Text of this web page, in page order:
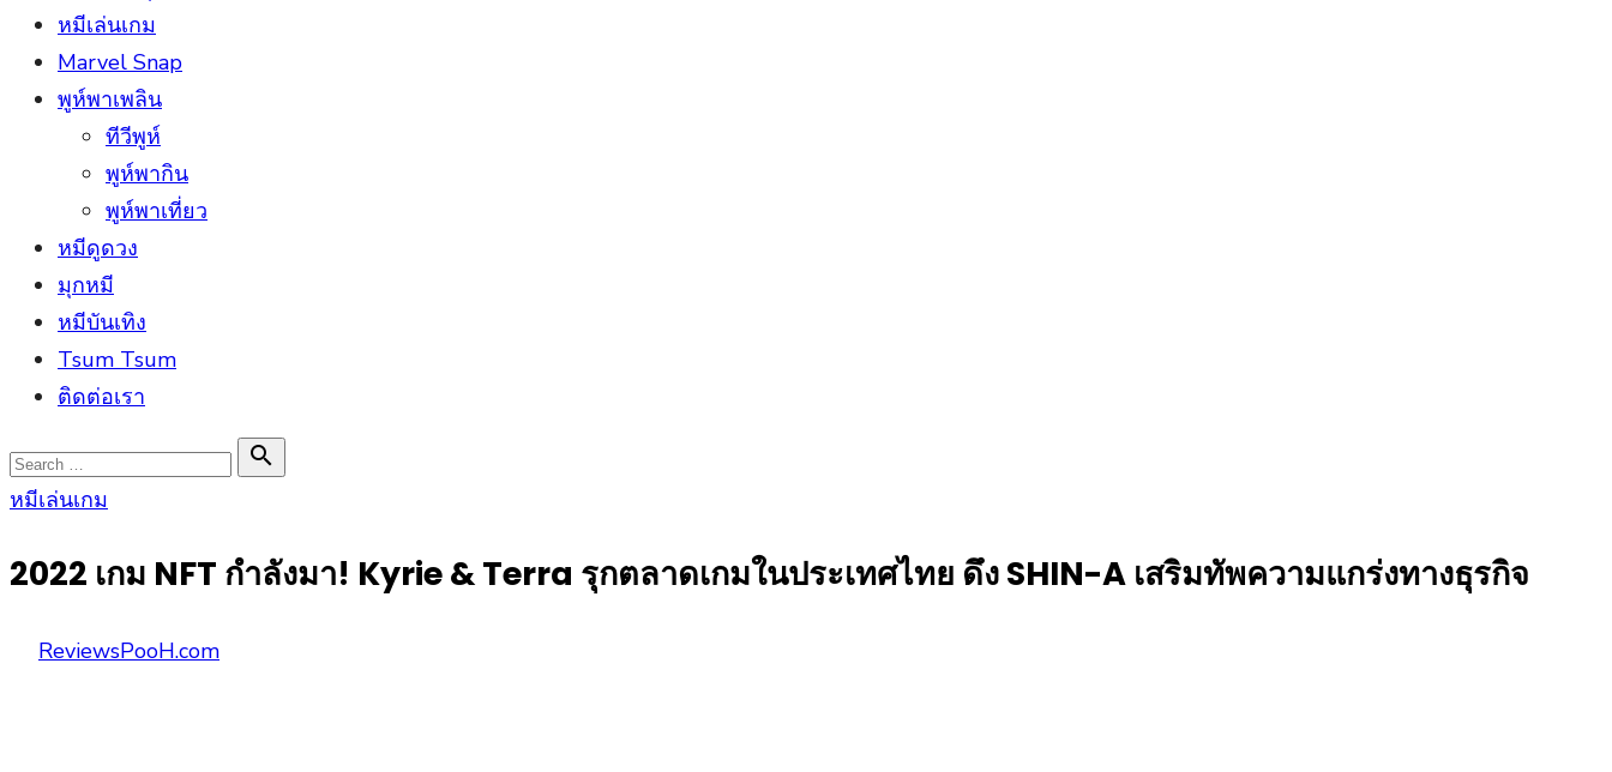
หมีเล่นเกม
Marvel Snap
พูห์พาเพลิน
ทีวีพูห์
พูห์พากิน
พูห์พาเที่ยว
หมีดูดวง
มุกหมี
หมีบันเทิง
Tsum Tsum
ติดต่อเรา
Search
for:

Search
หมีเล่นเกม
2022 เกม NFT กำลังมา! Kyrie & Terra รุกตลาดเกมในประเทศไทย ดึง SHIN-A เสริมทัพความแกร่งทางธุรกิจ
Posted
Author
ReviewsPooH.com